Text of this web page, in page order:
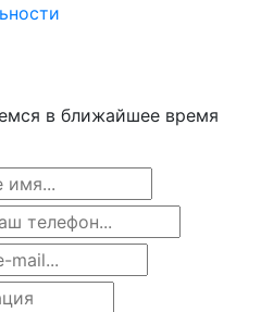
в ближайшее время